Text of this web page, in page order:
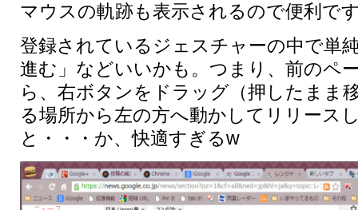
マウスの軌跡も表示されるので便利で
登録されているジェスチャーの中で
進む」などいいかも。つまり、前のペ
ら、右ボタンをドラッグ（押したまま
る場所から左の方へ動かしてリリース
と・・・か、快適すぎるw